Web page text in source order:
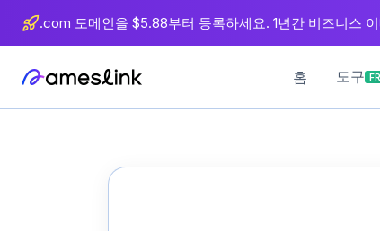
츠
동
.com 도메인을 $5.88부터 등록하세요. 1년간 비즈니스
홈 도구